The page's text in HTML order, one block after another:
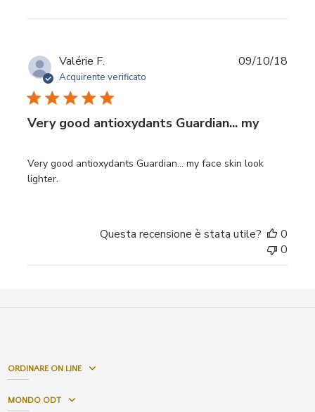
Valérie F.
Acquirente verificato
Very good antioxydants Guardian... my
Very good antioxydants Guardian... my face skin look
lighter.
Data
09/10/18
Questa recensione è stata utile?
0
0
ORDINARE ON LINE
MONDO ODT